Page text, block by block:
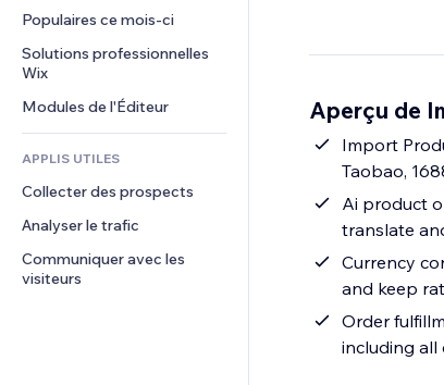
Financement participatif
Alimentation et boissons
Partage de fichiers
Actualités
Services de contenu
Effets de texte
Boutons et menus
Bannières et badges
Calculateurs
Rechercher
Commentaires
Téléphone
Communauté
Avis et commentaires
Populaires ce mois‑ci
Solutions professionnelles
Wix
Modules de l'Éditeur
APPLIS UTILES
Collecter des prospects
Analyser le trafic
Communiquer avec les
visiteurs
Aperçu de
Import
Taobao,
Ai product
translate
Currency
and keep
Order
including all